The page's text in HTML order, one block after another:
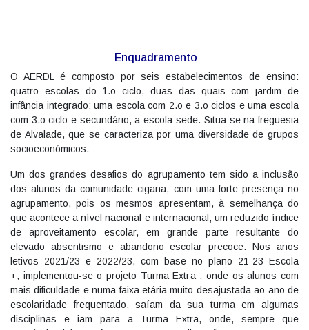
Enquadramento
O AERDL é composto por seis estabelecimentos de ensino:
quatro escolas do 1.o ciclo, duas das quais com jardim de
infância integrado; uma escola com 2.o e 3.o ciclos e uma escola
com 3.o ciclo e secundário, a escola sede. Situa-se na freguesia
de Alvalade, que se caracteriza por uma diversidade de grupos
socioeconómicos.
Um dos grandes desafios do agrupamento tem sido a inclusão
dos alunos da comunidade cigana, com uma forte presença no
agrupamento, pois os mesmos apresentam, à semelhança do
que acontece a nível nacional e internacional, um reduzido índice
de aproveitamento escolar, em grande parte resultante do
elevado absentismo e abandono escolar precoce. Nos anos
letivos 2021/23 e 2022/23, com base no plano 21-23 Escola
+, implementou-se o projeto Turma Extra , onde os alunos com
mais dificuldade e numa faixa etária muito desajustada ao ano de
escolaridade frequentado, saíam da sua turma em algumas
disciplinas e iam para a Turma Extra, onde, sempre que